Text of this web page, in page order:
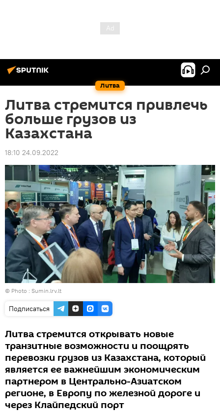
Литва
Литва стремится привлечь
больше грузов из
Казахстана
18:10 24.09.2022
© Photo : Sumin.lrv.lt
Подписаться
Литва стремится открывать новые
транзитные возможности и поощрять
перевозки грузов из Казахстана, который
является ее важнейшим экономическим
партнером в Центрально-Азиатском
регионе, в Европу по железной дороге и
через Клайпедский порт